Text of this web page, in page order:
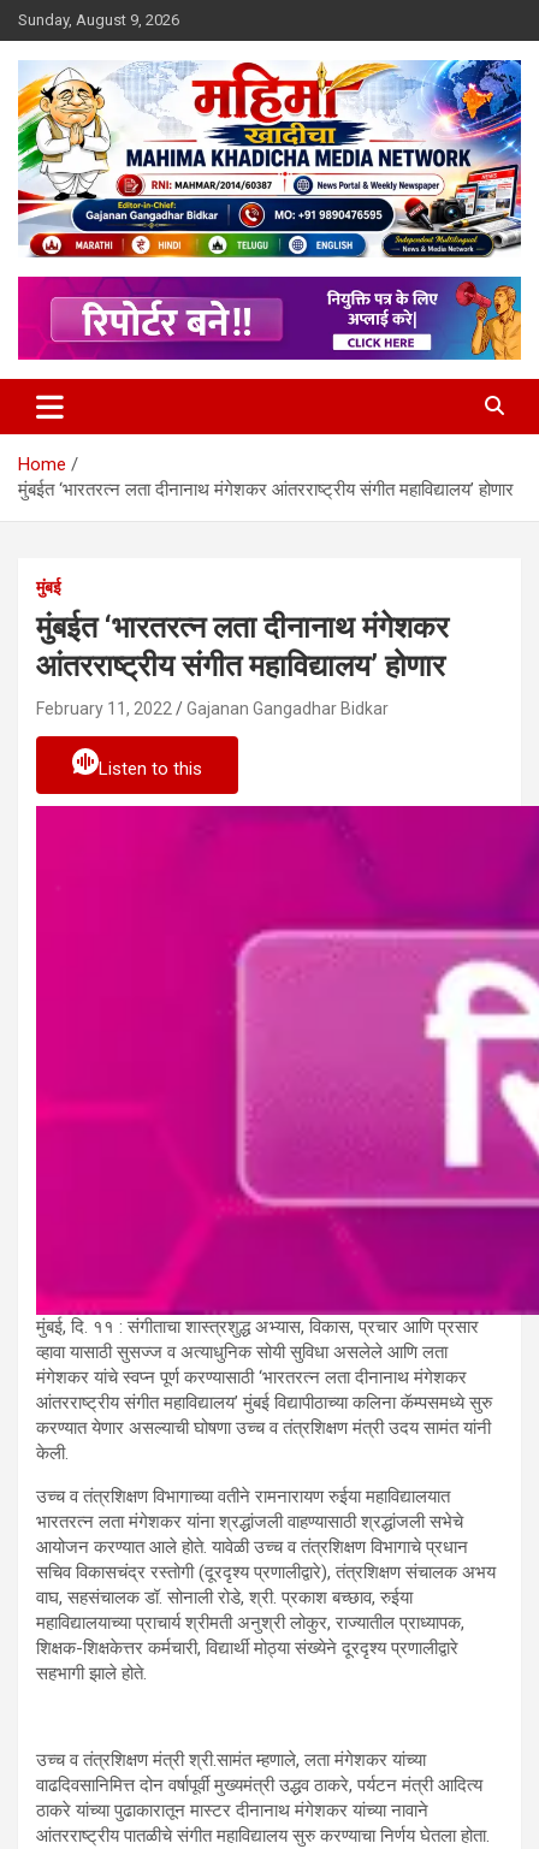
Skip
to
content
Sunday, August 9, 2026
Mahimakhadicha
Home
मुंबईत ‘भारतरत्न लता दीनानाथ मंगेशकर आंतरराष्ट्रीय संगीत महाविद्यालय’ होणार
मुंबई
मुंबईत ‘भारतरत्न लता दीनानाथ मंगेशकर
आंतरराष्ट्रीय संगीत महाविद्यालय’ होणार
February 11, 2022 Gajanan Gangadhar Bidkar
Listen to this
मुंबई, दि. ११ : संगीताचा शास्त्रशुद्ध अभ्यास, विकास, प्रचार आणि प्रसार
व्हावा यासाठी सुसज्ज व अत्याधुनिक सोयी सुविधा असलेले आणि लता
मंगेशकर यांचे स्वप्न पूर्ण करण्यासाठी ‘भारतरत्न लता दीनानाथ मंगेशकर
आंतरराष्ट्रीय संगीत महाविद्यालय’ मुंबई विद्यापीठाच्या कलिना कॅम्पसमध्ये सुरु
करण्यात येणार असल्याची घोषणा उच्च व तंत्रशिक्षण मंत्री उदय सामंत यांनी
केली.
उच्च व तंत्रशिक्षण विभागाच्या वतीने रामनारायण रुईया महाविद्यालयात
भारतरत्न लता मंगेशकर यांना श्रद्धांजली वाहण्यासाठी श्रद्धांजली सभेचे
आयोजन करण्यात आले होते. यावेळी उच्च व तंत्रशिक्षण विभागाचे प्रधान
सचिव विकासचंद्र रस्तोगी (दूरदृश्य प्रणालीद्वारे), तंत्रशिक्षण संचालक अभय
वाघ, सहसंचालक डॉ. सोनाली रोडे, श्री. प्रकाश बच्छाव, रुईया
महाविद्यालयाच्या प्राचार्य श्रीमती अनुश्री लोकुर, राज्यातील प्राध्यापक,
शिक्षक-शिक्षकेत्तर कर्मचारी, विद्यार्थी मोठ्या संख्येने दूरदृश्य प्रणालीद्वारे
सहभागी झाले होते.
उच्च व तंत्रशिक्षण मंत्री श्री.सामंत म्हणाले, लता मंगेशकर यांच्या
वाढदिवसानिमित्त दोन वर्षापूर्वी मुख्यमंत्री उद्धव ठाकरे, पर्यटन मंत्री आदित्य
ठाकरे यांच्या पुढाकारातून मास्टर दीनानाथ मंगेशकर यांच्या नावाने
आंतरराष्ट्रीय पातळीचे संगीत महाविद्यालय सुरु करण्याचा निर्णय घेतला होता.